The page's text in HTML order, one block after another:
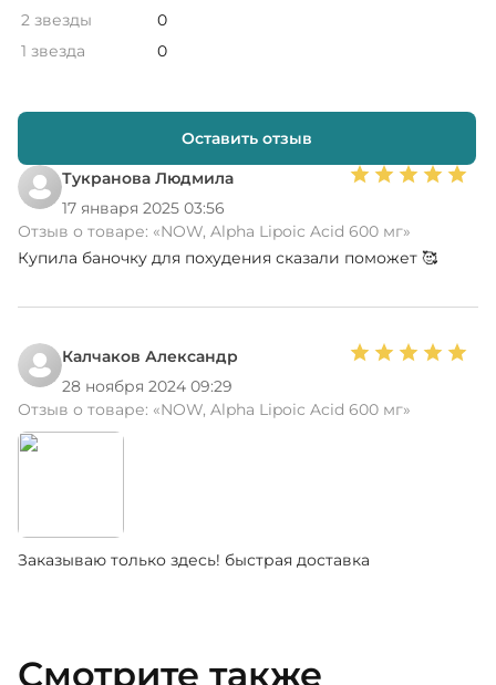
Тукранова Людмила
17 января 2025 03:56
Отзыв о товаре: «NOW, Alpha Lipoic Acid 600 мг»
Купила баночку для похудения сказали поможет 🥰
Калчаков Александр
28 ноября 2024 09:29
Отзыв о товаре: «NOW, Alpha Lipoic Acid 600 мг»
Заказываю только здесь! быстрая доставка
2 звезды
0
1 звезда
0
Оставить отзыв
Смотрите также